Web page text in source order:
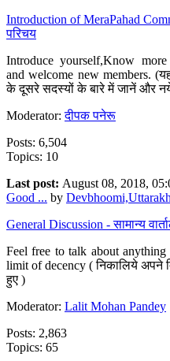
Introduction of MeraPahad
परिचय
Introduce yourself,Know
and welcome new members.
के दूसरे सदस्यों के बारे में जानें और
Moderator:दीपक पनेरू
Posts: 6,504
Topics: 10
Last post: August 08, 2018,
Good ... by
General Discussion - सामान्य
Feel free to talk about
limit of decency ( निकालिये अपने
हुए )
Moderator: Lalit Mohan Pandey
Posts: 2,863
Topics: 65